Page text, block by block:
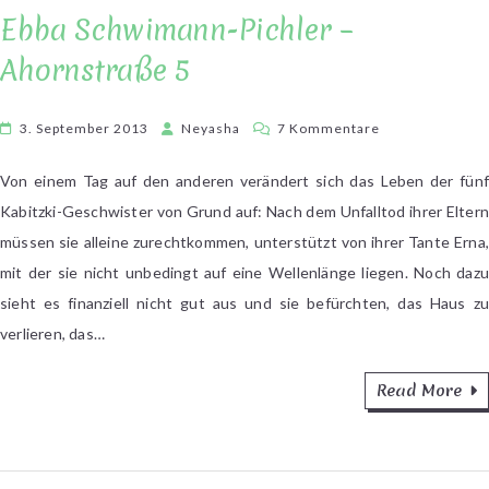
Ebba Schwimann-Pichler –
Ahornstraße 5
3. September 2013 Neyasha 7 Kommentare
Schwimann-
Pichler
5
Von einem Tag auf den anderen verändert sich das Leben der fünf
Kabitzki-Geschwister von Grund auf: Nach dem Unfalltod ihrer Eltern
müssen sie alleine zurechtkommen, unterstützt von ihrer Tante Erna,
mit der sie nicht unbedingt auf eine Wellenlänge liegen. Noch dazu
sieht es finanziell nicht gut aus und sie befürchten, das Haus zu
verlieren, das…
Read More